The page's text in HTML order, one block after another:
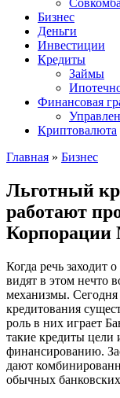
Бизнес
Деньги
Инвестиции
Кредиты
Займы
Финансовая
Криптовалюта
Главная » Бизнес
Льготный
работают
Когда речь заходит
видят в этом нечто
механизмы. Сегодня
кредитования
роль в них играет
такие кредиты цели
финансированию.
дают
обычных